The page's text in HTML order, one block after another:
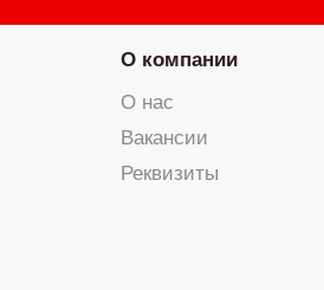
О компании
О нас
Вакансии
Реквизиты